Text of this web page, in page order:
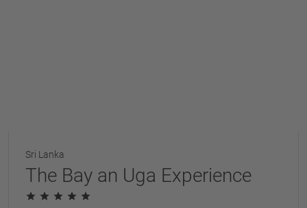
Sri Lanka
The Bay an Uga Experience